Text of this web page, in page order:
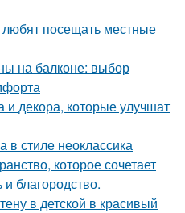
посещать местные
на балконе: выбор
декора, которые улучшат
в стиле неоклассика
которое сочетает
благородство.
в детской в красивый